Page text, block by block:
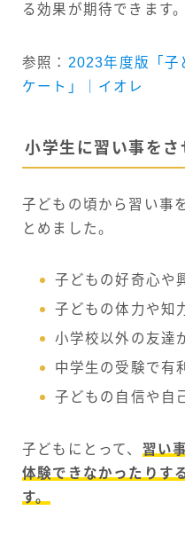
る効果が期待できます。
参照： 2023年度版「子
ケート」｜イオレ
小学生に習い事をさ
子どもの頃から習い事
とめました。
子どもの好奇心や
子どもの体力や知
小学校以外の友達
中学生の受験で有
子どもの自信や自
子どもにとって、 習い
体験できなかったりす
す。